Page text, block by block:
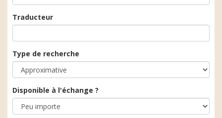
Traducteur
Type de recherche
Disponible à l'échange ?